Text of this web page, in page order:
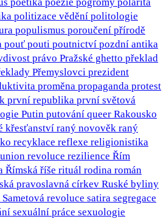
politizace vědění politologie
populismus poroučení přírodě
pouť pouti poutnictví pozdní antika
právo Pražské ghetto překlad
Přemyslovci prezident
proměna propaganda protest
první republika první světová
Putin putování queer Rakousko
křesťanství raný novověk raný
recyklace reflexe religionistika
revoluce rezilience Řím
Římská říše rituál rodina román
pravoslavná církev Ruské byliny
Sametová revoluce satira segregace
sexuální práce sexuologie